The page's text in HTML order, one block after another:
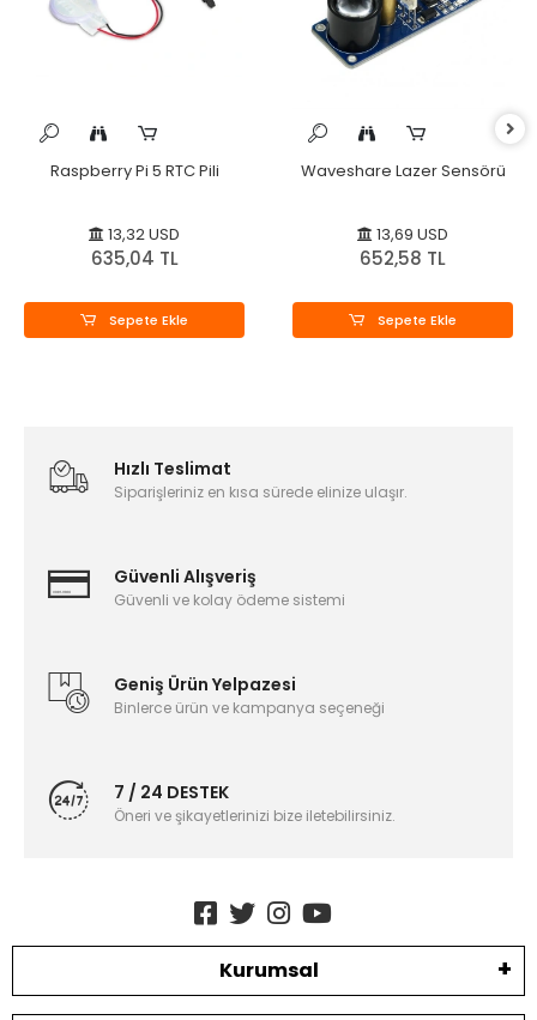
Raspberry Pi 5 RTC Pili
13,32 USD
635,04 TL
Sepete Ekle
Waveshare Lazer Sensörü
13,69 USD
652,58 TL
Sepete Ekle
Hızlı Teslimat
Siparişleriniz en kısa sürede elinize ulaşır.
Güvenli Alışveriş
Güvenli ve kolay ödeme sistemi
Geniş Ürün Yelpazesi
Binlerce ürün ve kampanya seçeneği
7 / 24 DESTEK
Öneri ve şikayetlerinizi bize iletebilirsiniz.
Kurumsal